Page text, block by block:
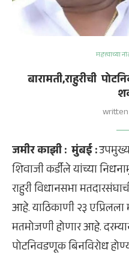
महत्त्वाच्या
बारामती,राहुरीची
जमीर काझी: मुंबई :
शिवाजी कर्डीले यांच्या
राहुरी विधानसभा
आहे. याठिकाणी २३
मतमोजणी होणार आहे.
पोटनिवडणूक बिनविरोध